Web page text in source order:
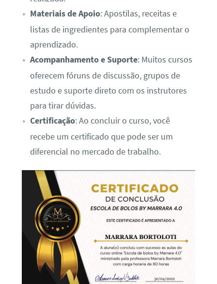
Materiais de Apoio: Apostilas, receitas e
listas de ingredientes para complementar o
aprendizado.
Acompanhamento e Suporte: Muitos cursos
oferecem fóruns de discussão, grupos de
estudo e suporte direto com os instrutores
para tirar dúvidas.
Certificação: Ao concluir o curso, você
recebe um certificado que pode ser um
diferencial no mercado de trabalho.